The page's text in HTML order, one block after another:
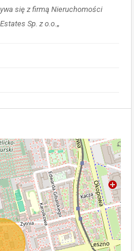
się z firmą Nieruchomości
Sp. z o.o.„